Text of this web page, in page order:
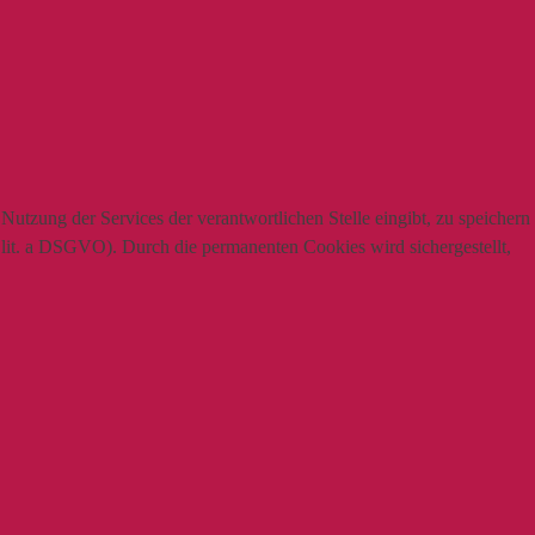
der Services der verantwortlichen Stelle eingibt, zu speichern
a DSGVO). Durch die permanenten Cookies wird sichergestellt,